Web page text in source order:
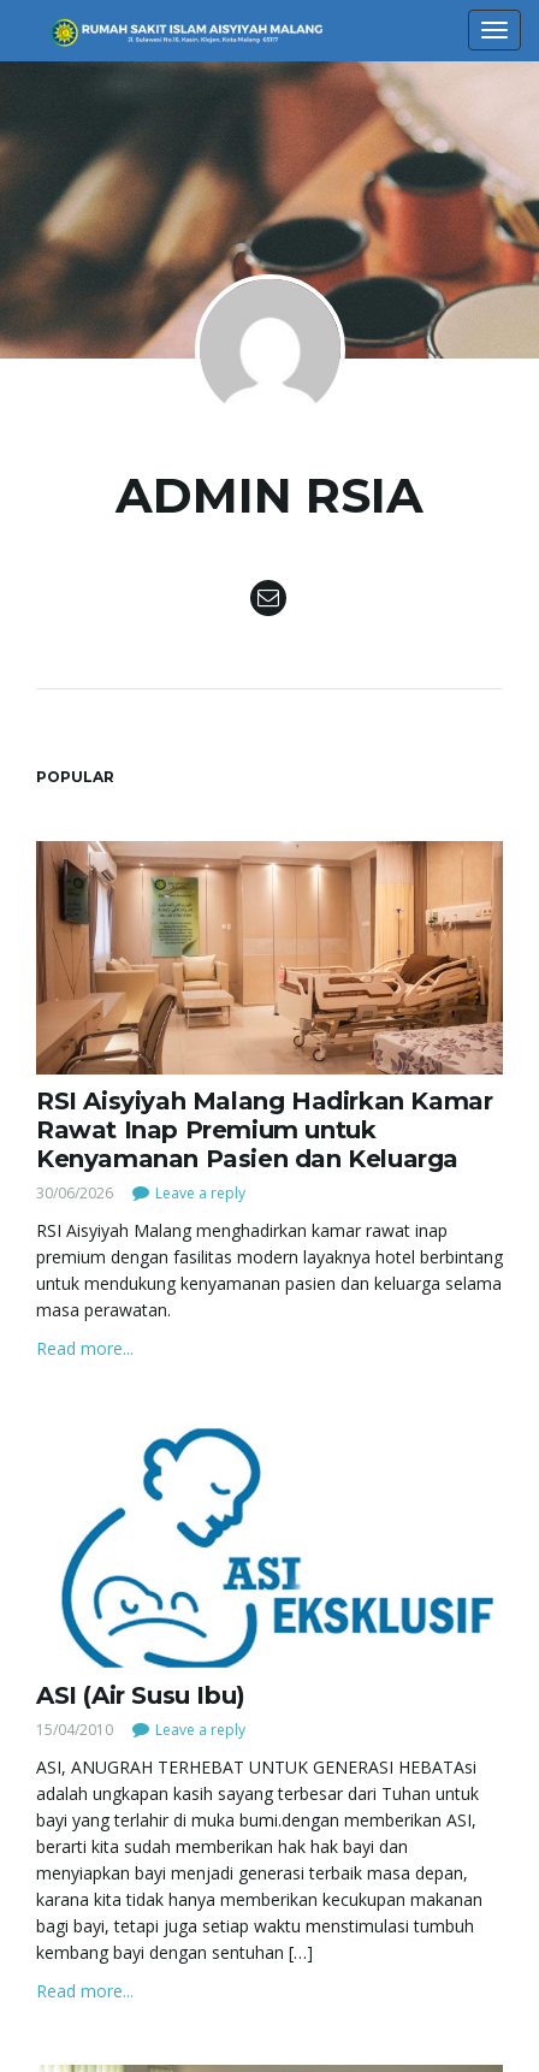
o
g
n
ADMIN RSIA
POPULAR
RSI Aisyiyah Malang Hadirkan Kamar
Rawat Inap Premium untuk
Kenyamanan Pasien dan Keluarga
30/06/2026 Leave a reply
RSI Aisyiyah Malang menghadirkan kamar rawat inap
premium dengan fasilitas modern layaknya hotel berbintang
untuk mendukung kenyamanan pasien dan keluarga selama
masa perawatan.
Read more...
ASI (Air Susu Ibu)
15/04/2010 Leave a reply
ASI, ANUGRAH TERHEBAT UNTUK GENERASI HEBATAsi
adalah ungkapan kasih sayang terbesar dari Tuhan untuk
bayi yang terlahir di muka bumi.dengan memberikan ASI,
berarti kita sudah memberikan hak hak bayi dan
menyiapkan bayi menjadi generasi terbaik masa depan,
karana kita tidak hanya memberikan kecukupan makanan
bagi bayi, tetapi juga setiap waktu menstimulasi tumbuh
kembang bayi dengan sentuhan […]
Read more...